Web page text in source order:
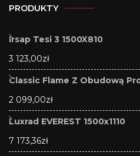
PRODUKTY
Irsap Tesi 3 1500X810
3 123,00zł
Classic Flame Z Obudową
2 099,00zł
Luxrad EVEREST 1500x1110
7 173,36zł